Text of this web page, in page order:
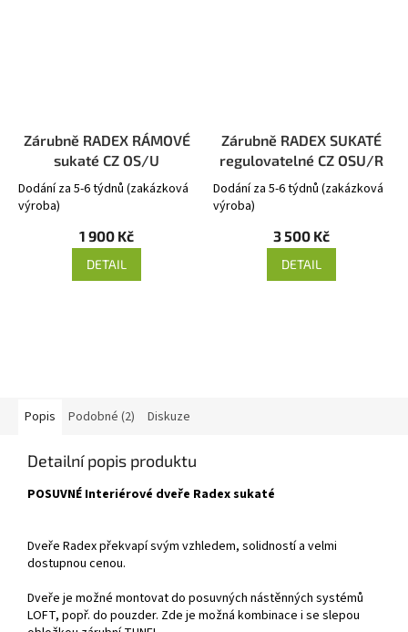
Zárubně RADEX RÁMOVÉ
sukaté CZ OS/U
Dodání za 5-6 týdnů (zakázková
výroba)
1 900 Kč
DETAIL
Zárubně RADEX SUKATÉ
regulovatelné CZ OSU/R
Dodání za 5-6 týdnů (zakázková
výroba)
3 500 Kč
DETAIL
Popis Podobné (2) Diskuze
Detailní popis produktu
POSUVNÉ Interiérové dveře Radex sukaté
Dveře Radex překvapí svým vzhledem, solidností a velmi
dostupnou cenou.
Dveře je možné montovat do posuvných nástěnných systémů
LOFT, popř. do pouzder. Zde je možná kombinace i se slepou